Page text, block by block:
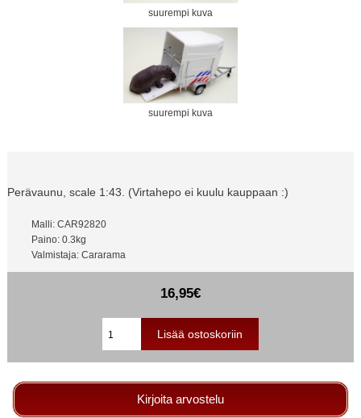
suurempi kuva
suurempi kuva
Perävaunu, scale 1:43. (Virtahepo ei kuulu kauppaan :)
Malli: CAR92820
Paino: 0.3kg
Valmistaja: Cararama
16,95€
Kirjoita arvostelu